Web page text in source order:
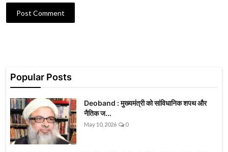
Post Comment
Popular Posts
Deoband : मुख्यमंत्री को सांविधानिक शपथ और
नैतिक ज...
May 10, 2026 0